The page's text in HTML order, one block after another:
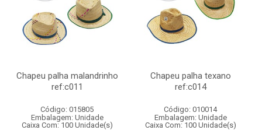
Chapeu palha malandrinho
ref:c011
Código: 015805
Embalagem: Unidade
Caixa Com: 100 Unidade(s)
Chapeu palha texano
ref:c014
Código: 010014
Embalagem: Unidade
Caixa Com: 100 Unidade(s)